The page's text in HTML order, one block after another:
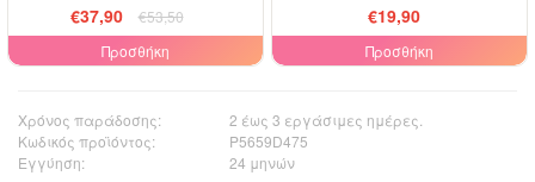
€37,90
€53,50
Προσθήκη
€19,90
Προσθήκη
Χρόνος παράδοσης:
2 έως 3 εργάσιμες ημέρες.
Κωδικός προϊόντος:
P5659D475
Εγγύηση:
24 μηνών